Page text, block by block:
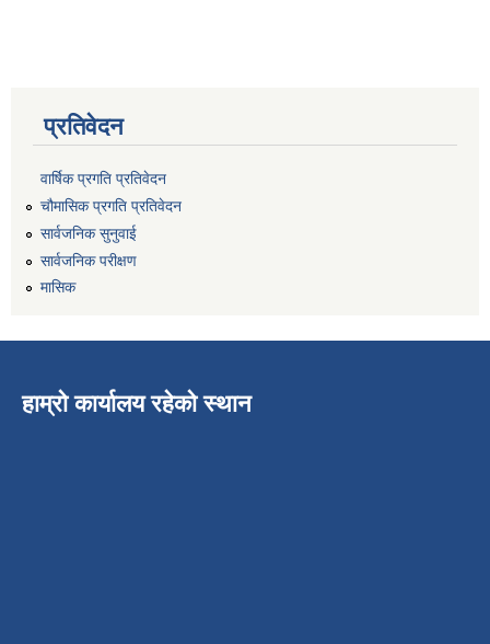
प्रतिवेदन
वार्षिक प्रगति प्रतिवेदन
चौमासिक प्रगति प्रतिवेदन
सार्वजनिक सुनुवाई
सार्वजनिक परीक्षण
मासिक
हाम्रो कार्यालय रहेको स्थान